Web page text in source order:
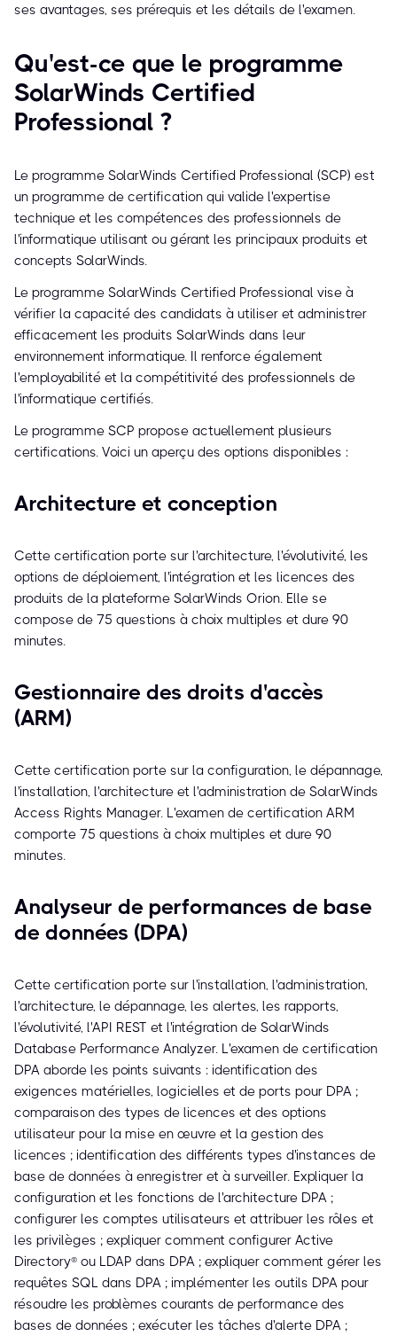
ses avantages, ses prérequis et les détails de l'examen.
Qu'est-ce que le programme
SolarWinds Certified
Professional ?
Le programme SolarWinds Certified Professional (SCP) est
un programme de certification qui valide l'expertise
technique et les compétences des professionnels de
l'informatique utilisant ou gérant les principaux produits et
concepts SolarWinds.
Le programme SolarWinds Certified Professional vise à
vérifier la capacité des candidats à utiliser et administrer
efficacement les produits SolarWinds dans leur
environnement informatique. Il renforce également
l'employabilité et la compétitivité des professionnels de
l'informatique certifiés.
Le programme SCP propose actuellement plusieurs
certifications. Voici un aperçu des options disponibles :
Architecture et conception
Cette certification porte sur l'architecture, l'évolutivité, les
options de déploiement, l'intégration et les licences des
produits de la plateforme SolarWinds Orion. Elle se
compose de 75 questions à choix multiples et dure 90
minutes.
Gestionnaire des droits d'accès
(ARM)
Cette certification porte sur la configuration, le dépannage,
l'installation, l'architecture et l'administration de SolarWinds
Access Rights Manager. L'examen de certification ARM
comporte 75 questions à choix multiples et dure 90
minutes.
Analyseur de performances de base
de données (DPA)
Cette certification porte sur l'installation, l'administration,
l'architecture, le dépannage, les alertes, les rapports,
l'évolutivité, l'API REST et l'intégration de SolarWinds
Database Performance Analyzer. L'examen de certification
DPA aborde les points suivants : identification des
exigences matérielles, logicielles et de ports pour DPA ;
comparaison des types de licences et des options
utilisateur pour la mise en œuvre et la gestion des
licences ; identification des différents types d'instances de
base de données à enregistrer et à surveiller. Expliquer la
configuration et les fonctions de l'architecture DPA ;
configurer les comptes utilisateurs et attribuer les rôles et
les privilèges ; expliquer comment configurer Active
Directory® ou LDAP dans DPA ; expliquer comment gérer les
requêtes SQL dans DPA ; implémenter les outils DPA pour
résoudre les problèmes courants de performance des
bases de données ; exécuter les tâches d'alerte DPA ;